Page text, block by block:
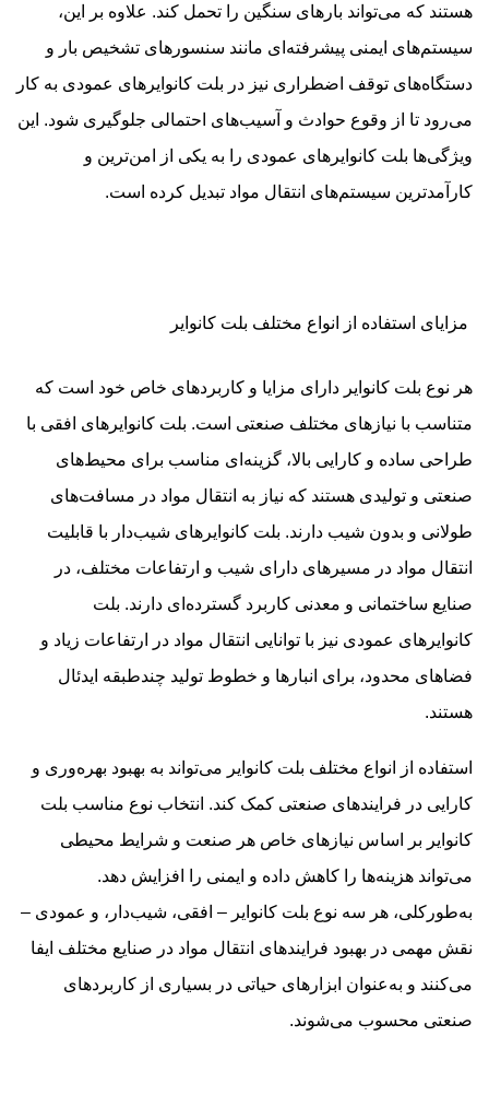
هستند که می‌تواند بارهای سنگین را تحمل کند. علاوه بر این،
سیستم‌های ایمنی پیشرفته‌ای مانند سنسورهای تشخیص بار و
دستگاه‌های توقف اضطراری نیز در بلت کانوایرهای عمودی به کار
می‌رود تا از وقوع حوادث و آسیب‌های احتمالی جلوگیری شود. این
ویژگی‌ها بلت کانوایرهای عمودی را به یکی از امن‌ترین و
کارآمدترین سیستم‌های انتقال مواد تبدیل کرده است.
مزایای استفاده از انواع مختلف بلت کانوایر
هر نوع بلت کانوایر دارای مزایا و کاربردهای خاص خود است که
متناسب با نیازهای مختلف صنعتی است. بلت کانوایرهای افقی با
طراحی ساده و کارایی بالا، گزینه‌ای مناسب برای محیط‌های
صنعتی و تولیدی هستند که نیاز به انتقال مواد در مسافت‌های
طولانی و بدون شیب دارند. بلت کانوایرهای شیب‌دار با قابلیت
انتقال مواد در مسیرهای دارای شیب و ارتفاعات مختلف، در
صنایع ساختمانی و معدنی کاربرد گسترده‌ای دارند. بلت
کانوایرهای عمودی نیز با توانایی انتقال مواد در ارتفاعات زیاد و
فضاهای محدود، برای انبارها و خطوط تولید چندطبقه ایدئال
هستند.
استفاده از انواع مختلف بلت کانوایر می‌تواند به بهبود بهره‌وری و
کارایی در فرایندهای صنعتی کمک کند. انتخاب نوع مناسب بلت
کانوایر بر اساس نیازهای خاص هر صنعت و شرایط محیطی
می‌تواند هزینه‌ها را کاهش داده و ایمنی را افزایش دهد.
به‌طورکلی، هر سه نوع بلت کانوایر – افقی، شیب‌دار، و عمودی –
نقش مهمی در بهبود فرایندهای انتقال مواد در صنایع مختلف ایفا
می‌کنند و به‌عنوان ابزارهای حیاتی در بسیاری از کاربردهای
صنعتی محسوب می‌شوند.